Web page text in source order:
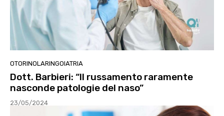
OTORINOLARINGOIATRIA
Dott. Barbieri: “Il russamento raramente
nasconde patologie del naso”
23/05/2024